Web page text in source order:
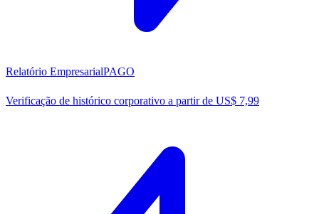
Relatório EmpresarialPAGO
Verificação de histórico corporativo a partir de US$ 7,99